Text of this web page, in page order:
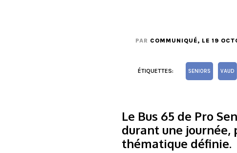
PAR COMMUNIQUÉ, LE 19
ÉTIQUETTES: SENIORS VAUD
Le Bus 65 de Pro
durant une journée,
thématique définie.